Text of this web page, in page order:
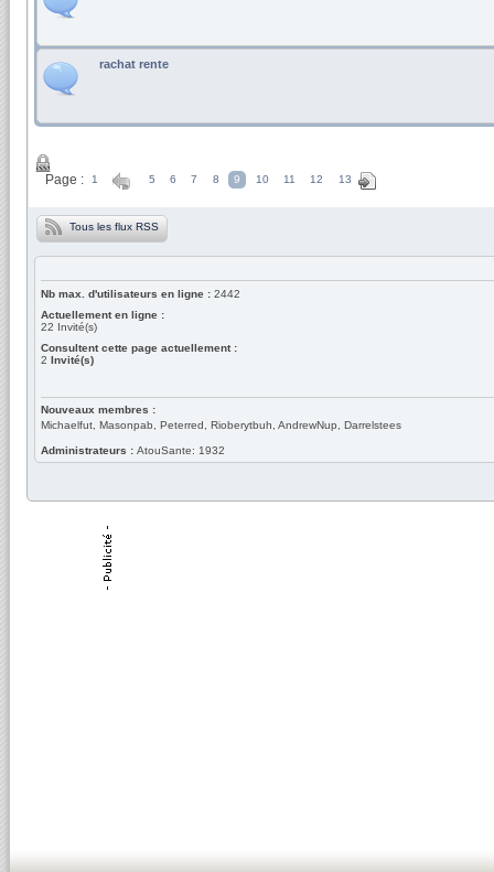
rachat rente
Page : 1 5 6 7 8 9 10 11 12 13
Tous les flux RSS
Nb max. d'utilisateurs en ligne : 2442
Actuellement en ligne :
22 Invité(s)
Consultent cette page actuellement :
2 Invité(s)
Nouveaux membres :
Michaelfut, Masonpab, Peterred, Rioberytbuh, AndrewNup, Darrelstees
Administrateurs : AtouSante: 1932